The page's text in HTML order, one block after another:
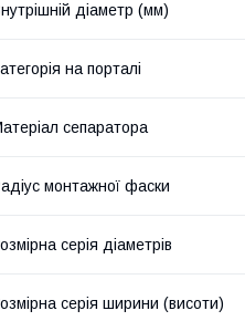
діаметр (мм)
на порталі
сепаратора
монтажної фаски
серія діаметрів
серія ширини (висоти)